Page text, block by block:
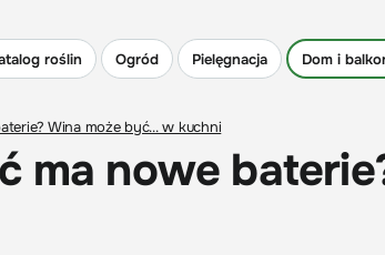
roślin Ogród Pielęgnacja Dom i
Wina może być... w kuchni
ma nowe